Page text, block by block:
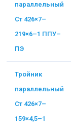
параллельный
Ст 426×7–
219×6–1 ППУ–
ПЭ
Тройник
параллельный
Ст 426×7–
159×4,5–1